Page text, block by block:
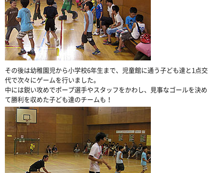
その後は幼稚園児から小学校6年生まで、児童館に通う子ども達と1点交
代で次々にゲームを行いました。
中には鋭い攻めでポープ選手やスタッフをかわし、見事なゴールを決め
て勝利を収めた子ども達のチームも！